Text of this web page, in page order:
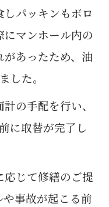
しパッキンもボロ
マンホール内の
あったため、油
した。
の手配を行い、
に取替が完了し
じて修繕のご提
事故が起こる前